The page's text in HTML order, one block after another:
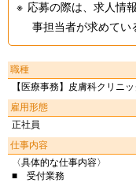
応募の際は、求人情
事担当者が求めてい
職種
【医療事務】皮膚科クリニ
雇用形態
正社員
仕事内容
〈具体的な仕事内容〉
■ 受付業務